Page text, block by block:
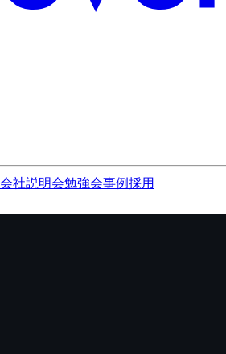
会社説明会勉強会事例採用